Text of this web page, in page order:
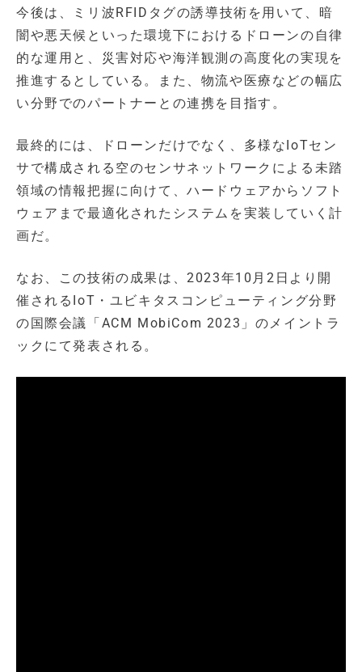
今後は、ミリ波RFIDタグの誘導技術を用いて、暗
闇や悪天候といった環境下におけるドローンの自律
的な運用と、災害対応や海洋観測の高度化の実現を
推進するとしている。また、物流や医療などの幅広
い分野でのパートナーとの連携を目指す。
最終的には、ドローンだけでなく、多様なIoTセン
サで構成される空のセンサネットワークによる未踏
領域の情報把握に向けて、ハードウェアからソフト
ウェアまで最適化されたシステムを実装していく計
画だ。
なお、この技術の成果は、2023年10月2日より開
催されるIoT・ユビキタスコンピューティング分野
の国際会議「ACM MobiCom 2023」のメイントラ
ックにて発表される。